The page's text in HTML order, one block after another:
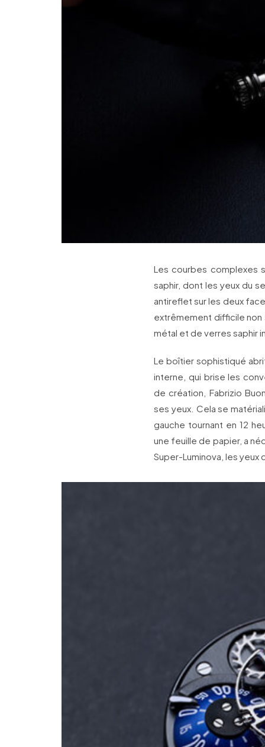
Les courbes complexes
saphir, dont les yeux du
antireflet sur les deux
extrêmement difficile non
métal et de verres saphir
Le boîtier sophistiqué
interne, qui brise les
de création, Fabrizio
ses yeux. Cela se
gauche tournant en 12
une feuille de papier, a
Super-Luminova, les yeux